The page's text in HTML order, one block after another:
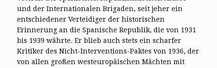
und der Internationalen Brigaden, seit jeher ein
entschiedener Verteidiger der historischen
Erinnerung an die Spanische Republik, die von 1931
bis 1939 währte. Er blieb auch stets ein scharfer
Kritiker des Nicht-Interventions-Paktes von 1936, der
von allen großen westeuropäischen Mächten mit